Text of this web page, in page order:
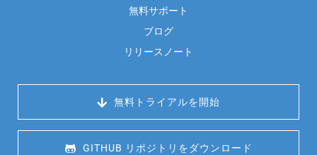
無料サポート
ブログ
リリースノート
無料トライアルを開始
GITHUB リポジトリをダウンロード